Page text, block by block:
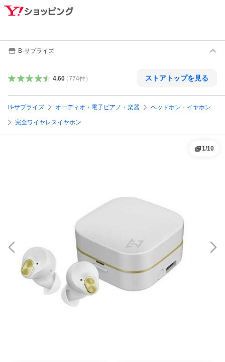
B-サプライズ
4.60（774件） ストアトップを見る
B-サプライズ オーディオ・電子ピアノ・楽器 ヘッドホン・イヤホン
完全ワイヤレスイヤホン
1/10